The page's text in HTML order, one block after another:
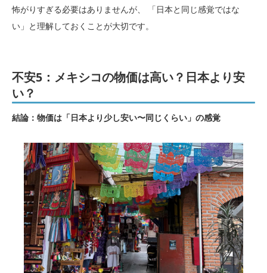
怖がりすぎる必要はありませんが、 「日本と同じ感覚ではな
い」と理解しておくことが大切です。
不安5：メキシコの物価は高い？日本より安
い？
結論：物価は「日本より少し安い〜同じくらい」の感覚